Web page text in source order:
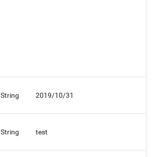
String 2019/10/31
String test